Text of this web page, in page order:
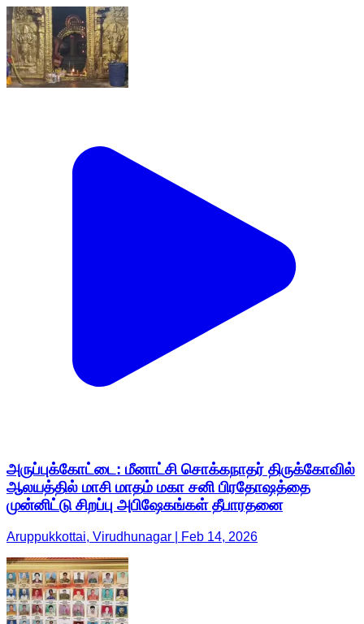
அருப்புக்கோட்டை: மீனாட்சி சொக்கநாதர் திருக்கோவில்
ஆலயத்தில் மாசி மாதம் மகா சனி பிரதோஷத்தை
முன்னிட்டு சிறப்பு அபிஷேகங்கள் தீபாரதனை
Aruppukkottai, Virudhunagar | Feb 14, 2026